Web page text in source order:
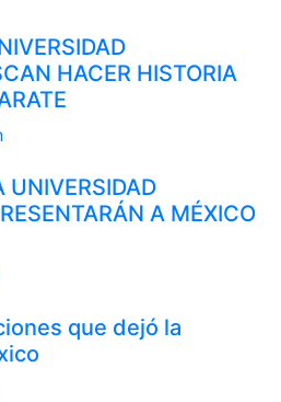
HACER HISTORIA
UNIVERSIDAD
A MÉXICO
que dejó la